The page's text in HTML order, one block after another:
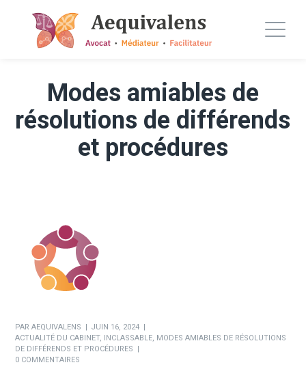
Modes amiables de
résolutions de différends
et procédures
PARAEQUIVALENS
JUIN 16, 2024
ACTUALITÉ DU CABINET, INCLASSABLE, MODES AMIABLES DE RÉSOLUTIONS
DE DIFFÉRENDS ET PROCÉDURES
0 COMMENTAIRES